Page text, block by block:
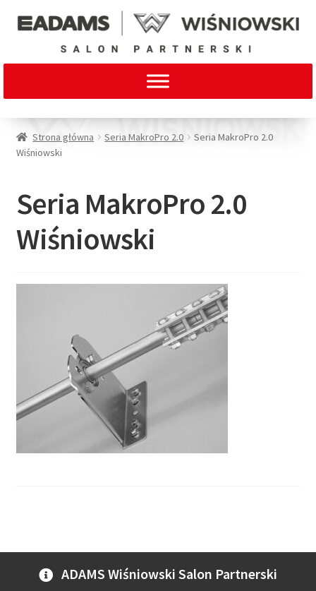
Strona główna Seria MakroPro 2.0
Seria MakroPro 2.0
Wiśniowski
Seria MakroPro 2.0
Wiśniowski
ADAMS Wiśniowski Salon Partnerski